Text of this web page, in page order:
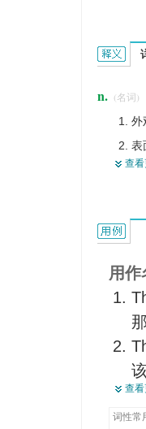
facade
n. (名词)
外
表
门
【
虚
浮
立
假
外
查看
facade
用
查看
词性常